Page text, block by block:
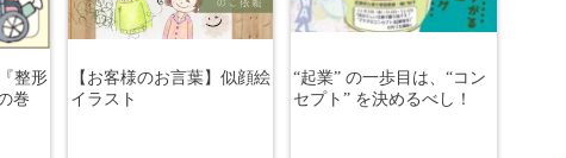
整形
巻
【お客様のお言葉】似顔絵
イラスト
“起業” の一歩目は、“コン
セプト” を決めるべし！